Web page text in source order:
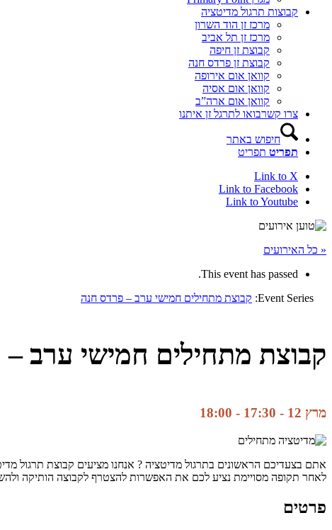
קבוצות תרגול מדיטציה
מרכז זן הוד השרון
מרכז זן תל אביב
קבוצת זן חיפה
קבוצת זן פרדס חנה
קוואן אום אירופה
קוואן אום אסיה
קוואן אום ארה”ב
צרו קשרבואו לתרגל זן איתנו
חיפוש באתר
תפריט תפריט
Link to X
Link to Facebook
Link to Youtube
« כל האירועים
This event has passed.
Event Series: קבוצת מתחילים חמישי ערב – פרדס חנה
קבוצת מתחילים חמישי ערב
מרץ 12 - 17:30 -
18:00
אתם בצעדיכם הראשונים בתרגול מדיטציה ? אנחנו מציעים קבוצת תרגול
לאחר תקופה מסויימת נציע לכם את האפשרות להצטרף לקבוצה הותיקה
פרטים